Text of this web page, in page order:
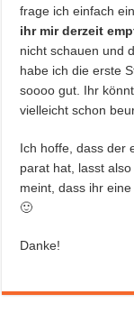
frage ich einfach
ihr mir derzeit
nicht schauen und
habe ich die erste
soooo gut. Ihr
vielleicht schon
Ich hoffe, dass der
parat hat, lasst
meint, dass ihr
🙂
Danke!